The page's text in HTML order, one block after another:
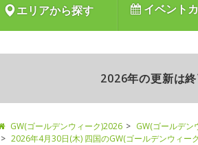
エリアから探す イベント
2026年の更新は
GW(ゴールデンウィーク)2026 GW(ゴールデン
2026年4月30日(木) 四国のGW(ゴールデンウィー